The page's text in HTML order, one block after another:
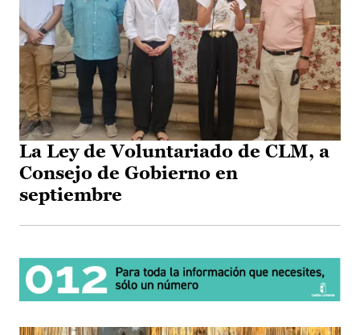
La Ley de Voluntariado de CLM, a
Consejo de Gobierno en
septiembre